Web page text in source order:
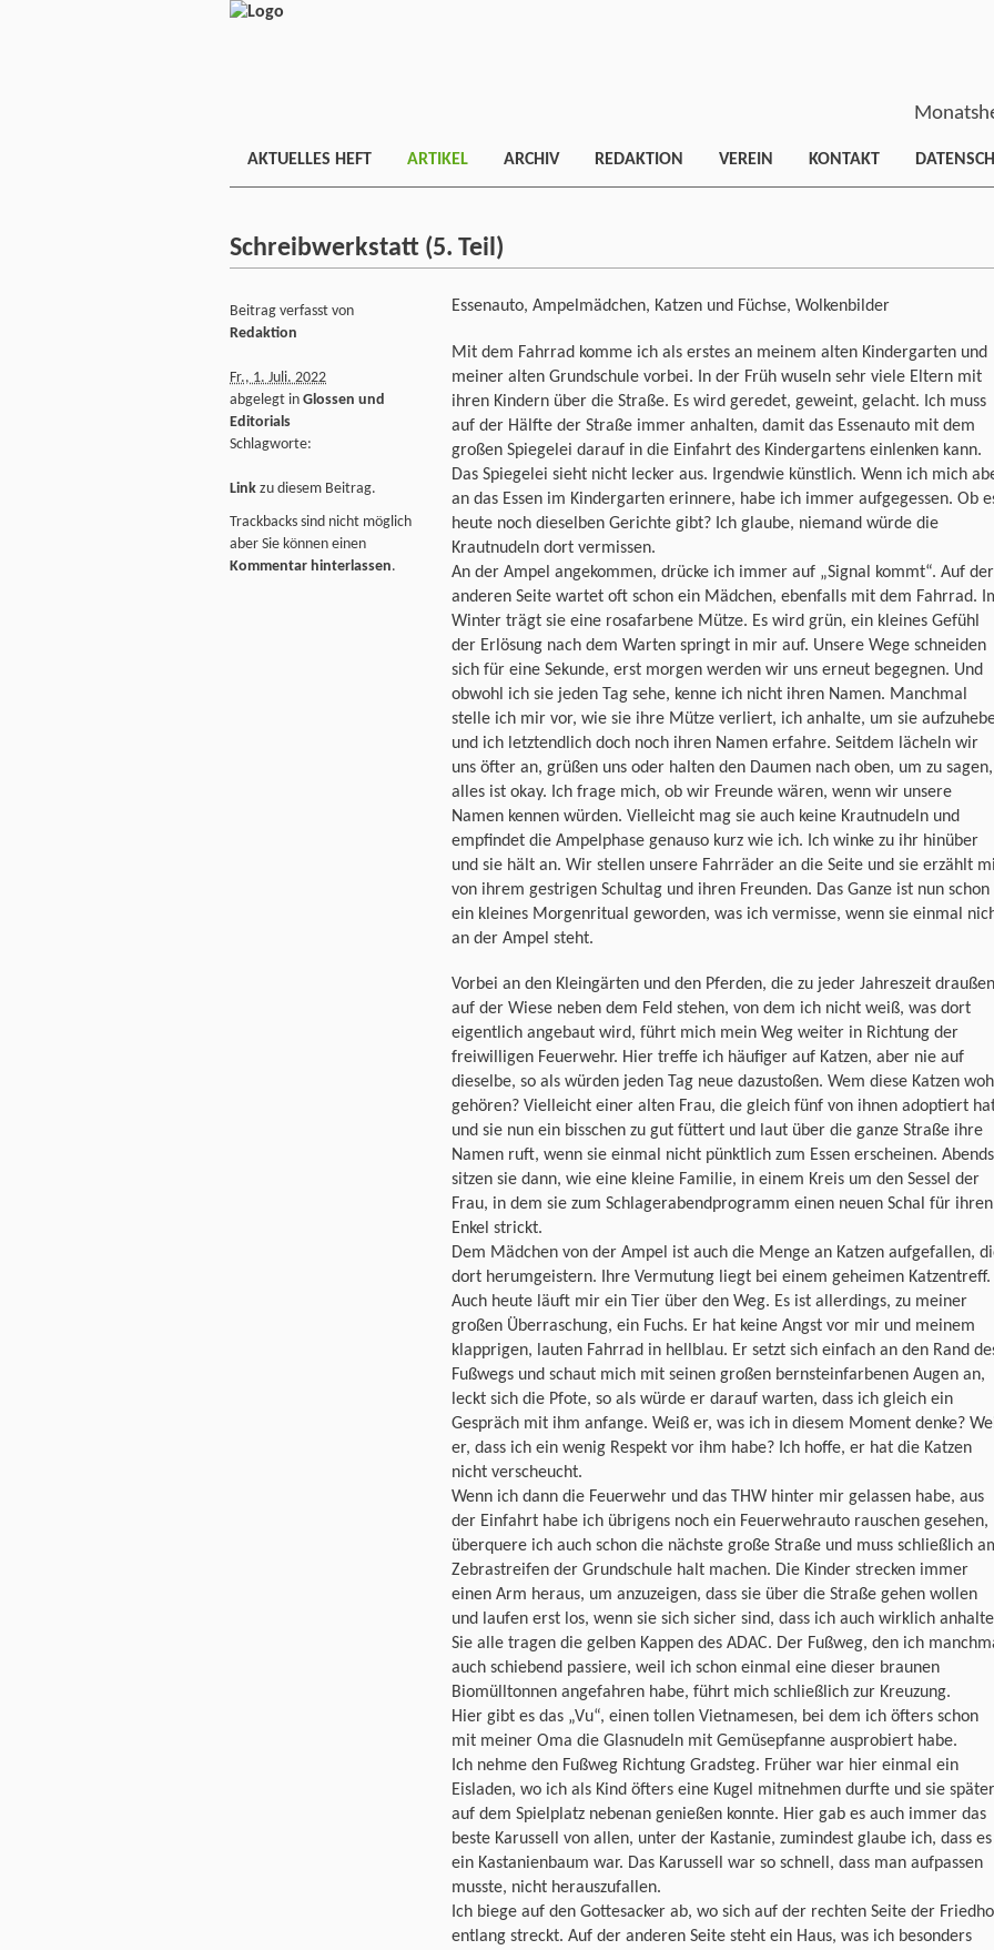
AKTUELLES HEFT ARTIKEL ARCHIV REDAKTION VEREIN KONTAKT
Schreibwerkstatt (5. Teil)
Essenauto, Ampelmädchen, Katzen und Füchse, Wolkenbilder
Mit dem Fahrrad komme ich als erstes an meinem alten Kindergarten und
meiner alten Grundschule vorbei. In der Früh wuseln sehr viele Eltern mit
ihren Kindern über die Straße. Es wird geredet, geweint, gelacht. Ich muss
auf der Hälfte der Straße immer anhalten, damit das Essenauto mit dem
großen Spiegelei darauf in die Einfahrt des Kindergartens einlenken kann.
Das Spiegelei sieht nicht lecker aus. Irgendwie künstlich. Wenn ich mich
an das Essen im Kindergarten erinnere, habe ich immer aufgegessen. Ob
heute noch dieselben Gerichte gibt? Ich glaube, niemand würde die
Krautnudeln dort vermissen.
An der Ampel angekommen, drücke ich immer auf „Signal kommt“. Auf der
anderen Seite wartet oft schon ein Mädchen, ebenfalls mit dem Fahrrad.
Winter trägt sie eine rosafarbene Mütze. Es wird grün, ein kleines Gefühl
der Erlösung nach dem Warten springt in mir auf. Unsere Wege schneiden
sich für eine Sekunde, erst morgen werden wir uns erneut begegnen. Und
obwohl ich sie jeden Tag sehe, kenne ich nicht ihren Namen. Manchmal
stelle ich mir vor, wie sie ihre Mütze verliert, ich anhalte, um sie
und ich letztendlich doch noch ihren Namen erfahre. Seitdem lächeln wir
uns öfter an, grüßen uns oder halten den Daumen nach oben, um zu sagen,
alles ist okay. Ich frage mich, ob wir Freunde wären, wenn wir unsere
Namen kennen würden. Vielleicht mag sie auch keine Krautnudeln und
empfindet die Ampelphase genauso kurz wie ich. Ich winke zu ihr hinüber
und sie hält an. Wir stellen unsere Fahrräder an die Seite und sie erzählt
von ihrem gestrigen Schultag und ihren Freunden. Das Ganze ist nun schon
ein kleines Morgenritual geworden, was ich vermisse, wenn sie einmal
an der Ampel steht.
Vorbei an den Kleingärten und den Pferden, die zu jeder Jahreszeit draußen
auf der Wiese neben dem Feld stehen, von dem ich nicht weiß, was dort
eigentlich angebaut wird, führt mich mein Weg weiter in Richtung der
freiwilligen Feuerwehr. Hier treffe ich häufiger auf Katzen, aber nie auf
dieselbe, so als würden jeden Tag neue dazustoßen. Wem diese Katzen wohl
gehören? Vielleicht einer alten Frau, die gleich fünf von ihnen adoptiert
und sie nun ein bisschen zu gut füttert und laut über die ganze Straße ihre
Namen ruft, wenn sie einmal nicht pünktlich zum Essen erscheinen. Abends
sitzen sie dann, wie eine kleine Familie, in einem Kreis um den Sessel der
Frau, in dem sie zum Schlagerabendprogramm einen neuen Schal für ihren
Enkel strickt.
Dem Mädchen von der Ampel ist auch die Menge an Katzen aufgefallen,
dort herumgeistern. Ihre Vermutung liegt bei einem geheimen Katzentreff.
Auch heute läuft mir ein Tier über den Weg. Es ist allerdings, zu meiner
großen Überraschung, ein Fuchs. Er hat keine Angst vor mir und meinem
klapprigen, lauten Fahrrad in hellblau. Er setzt sich einfach an den Rand
Fußwegs und schaut mich mit seinen großen bernsteinfarbenen Augen an,
leckt sich die Pfote, so als würde er darauf warten, dass ich gleich ein
Gespräch mit ihm anfange. Weiß er, was ich in diesem Moment denke?
er, dass ich ein wenig Respekt vor ihm habe? Ich hoffe, er hat die Katzen
nicht verscheucht.
Wenn ich dann die Feuerwehr und das THW hinter mir gelassen habe, aus
der Einfahrt habe ich übrigens noch ein Feuerwehrauto rauschen gesehen,
überquere ich auch schon die nächste große Straße und muss schließlich
Zebrastreifen der Grundschule halt machen. Die Kinder strecken immer
einen Arm heraus, um anzuzeigen, dass sie über die Straße gehen wollen
und laufen erst los, wenn sie sich sicher sind, dass ich auch wirklich
Sie alle tragen die gelben Kappen des ADAC. Der Fußweg, den ich
auch schiebend passiere, weil ich schon einmal eine dieser braunen
Biomülltonnen angefahren habe, führt mich schließlich zur Kreuzung.
Hier gibt es das „Vu“, einen tollen Vietnamesen, bei dem ich öfters schon
mit meiner Oma die Glasnudeln mit Gemüsepfanne ausprobiert habe.
Ich nehme den Fußweg Richtung Gradsteg. Früher war hier einmal ein
Eisladen, wo ich als Kind öfters eine Kugel mitnehmen durfte und sie später
auf dem Spielplatz nebenan genießen konnte. Hier gab es auch immer das
beste Karussell von allen, unter der Kastanie, zumindest glaube ich, dass es
ein Kastanienbaum war. Das Karussell war so schnell, dass man aufpassen
musste, nicht herauszufallen.
Ich biege auf den Gottesacker ab, wo sich auf der rechten Seite der
entlang streckt. Auf der anderen Seite steht ein Haus, was ich besonders
Beitrag verfasst von
Redaktion
Fr., 1. Juli. 2022
abgelegt in Glossen und
Editorials
Schlagworte:
Link zu diesem Beitrag.
Trackbacks sind nicht möglich
aber Sie können einen
Kommentar hinterlassen.